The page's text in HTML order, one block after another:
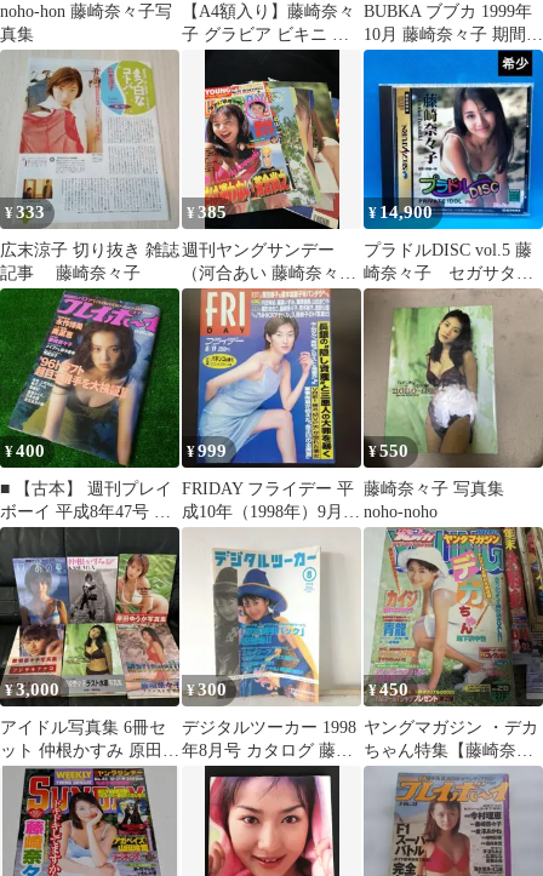
noho‐hon 藤崎奈々子写
真集
【A4額入り】藤崎奈々
子 グラビア ビキニ 水
BUBKA ブブカ 1999年
10月 藤崎奈々子 期間限
定価格
¥333
広末涼子 切り抜き 雑誌
記事 藤崎奈々子
¥385
週刊ヤングサンデー
（河合あい 藤崎奈々子
掲載）表紙などのスク
ラップ 週刊ヤングサン
デー No.42 10/3 河合あ
い 藤崎奈々子
¥ 14,900
プラドルDISC vol.5 藤
崎奈々子 セガサター
ン
¥400
■ 【古本】 週刊プレイ
ボーイ 平成8年47号 永
作博美 奥菜恵 藤崎奈々
子
¥999
FRIDAY フライデー 平
成10年（1998年）9月11
日号 表紙 秋本祐希
¥550
藤崎奈々子 写真集
noho-noho
¥3,000
アイドル写真集 6冊セ
ット 仲根かすみ 原田ゆ
うか 藤崎奈々子
¥300
デジタルツーカー 1998
年8月号 カタログ 藤崎
奈々子
¥450
ヤングマガジン ・デカ
ちゃん特集【藤崎奈々
子ミニ写真集】